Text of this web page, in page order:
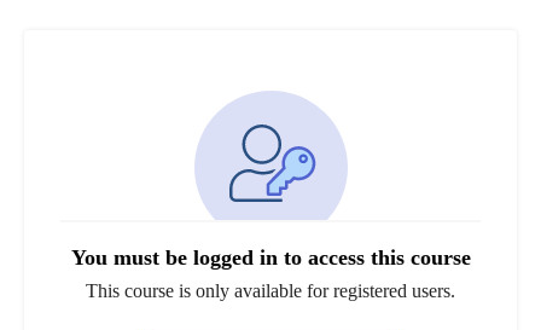
You must be logged in to access this course
This course is only available for registered users.